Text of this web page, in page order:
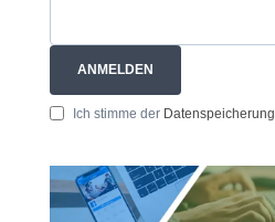
ANMELDEN
Ich stimme der Datenspeicherung